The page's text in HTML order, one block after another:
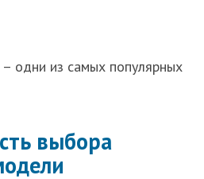
одни из самых популярных
выбора